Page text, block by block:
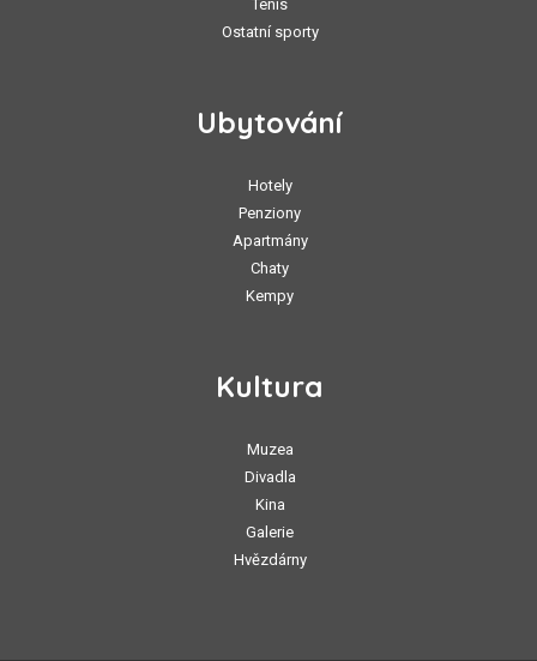
Tenis
Ostatní sporty
Ubytování
Hotely
Penziony
Apartmány
Chaty
Kempy
Kultura
Muzea
Divadla
Kina
Galerie
Hvězdárny